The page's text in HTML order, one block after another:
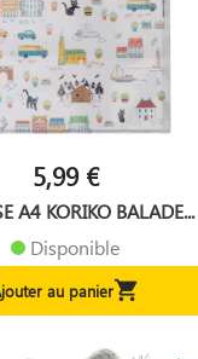
5,99 €
A4 KORIKO BALADE...
Disponible
au panier